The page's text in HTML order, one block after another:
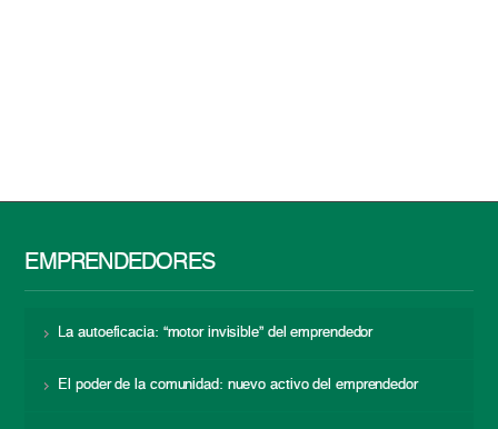
EMPRENDEDORES
La autoeficacia: “motor invisible” del emprendedor
El poder de la comunidad: nuevo activo del emprendedor